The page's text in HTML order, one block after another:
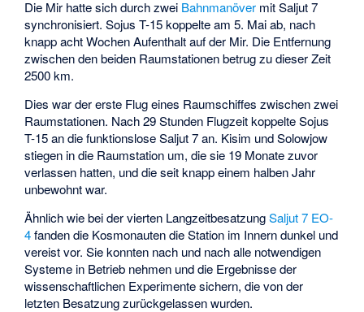
Die Mir hatte sich durch zwei Bahnmanöver mit Saljut 7
synchronisiert. Sojus T-15 koppelte am 5. Mai ab, nach
knapp acht Wochen Aufenthalt auf der Mir. Die Entfernung
zwischen den beiden Raumstationen betrug zu dieser Zeit
2500 km.
Dies war der erste Flug eines Raumschiffes zwischen zwei
Raumstationen. Nach 29 Stunden Flugzeit koppelte Sojus
T-15 an die funktionslose Saljut 7 an. Kisim und Solowjow
stiegen in die Raumstation um, die sie 19 Monate zuvor
verlassen hatten, und die seit knapp einem halben Jahr
unbewohnt war.
Ähnlich wie bei der vierten LangzeitbesatzungSaljut 7 EO-
4fanden die Kosmonauten die Station im Innern dunkel und
vereist vor. Sie konnten nach und nach alle notwendigen
Systeme in Betrieb nehmen und die Ergebnisse der
wissenschaftlichen Experimente sichern, die von der
letzten Besatzung zurückgelassen wurden.